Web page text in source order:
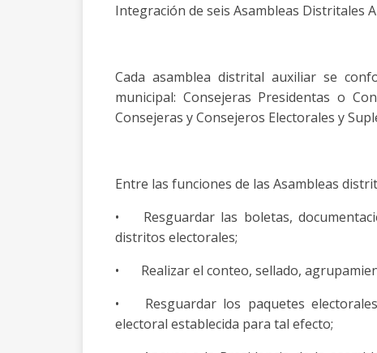
Integración de seis Asambleas Distritales
Cada asamblea distrital auxiliar se
municipal: Consejeras Presidentas o
Consejeras y Consejeros Electorales y
Entre las funciones de las Asambleas
•
Resguardar las boletas,
distritos electorales;
•
Realizar el conteo, sellado,
•
Resguardar los paquetes
electoral establecida para tal efecto;